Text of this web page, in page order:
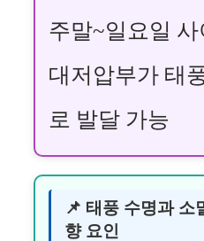
주말~일요일 사
대저압부가 태
로 발달 가능
📌 태풍 수명과 소
향 요인